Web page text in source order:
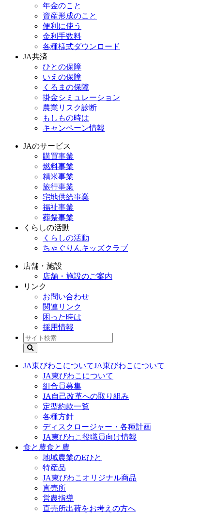
年金のこと
資産形成のこと
便利に使う
金利手数料
各種様式ダウンロード
JA共済
ひとの保障
いえの保障
くるまの保障
掛金シミュレーション
農業リスク診断
もしもの時は
キャンペーン情報
JAのサービス
購買事業
燃料事業
精米事業
旅行事業
宅地供給事業
福祉事業
葬祭事業
くらしの活動
くらしの活動
ちゃぐりんキッズクラブ
店舗・施設
店舗・施設のご案内
リンク
お問い合わせ
関連リンク
困った時は
採用情報
JA東びわこについてJA東びわこについて
JA東びわこについて
組合員募集
JA自己改革への取り組み
定型約款一覧
各種方針
ディスクロージャー・各種計画
JA東びわこ役職員向け情報
食と農食と農
地域農業のEひと
特産品
JA東びわこオリジナル商品
直売所
営農指導
直売所出荷をお考えの方へ